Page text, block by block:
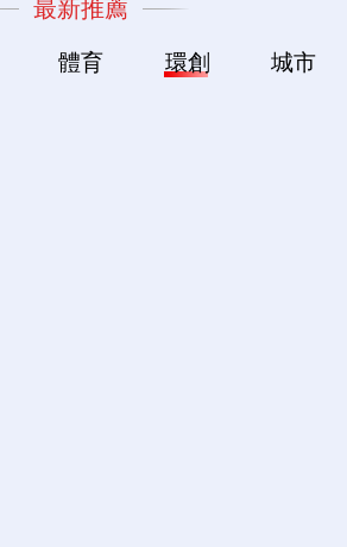
最新推薦
體育 環創 城市